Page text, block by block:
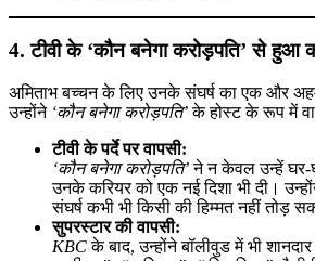
4. टीवी के ‘कौन बनेगा करोड़पति’ से हुआ
अमिताभ बच्चन के लिए उनके संघर्ष का एक और
उन्होंने ‘कौन बनेगा करोड़पति’के होस्ट के रूप में
टीवी के पर्दे पर वापसी:
‘कौन बनेगा करोड़पति’ने न केवल उन्हें घर-
उनके करियर को एक नई दिशा भी दी।
संघर्ष कभी भी किसी की हिम्मत नहीं तोड़
सुपरस्टार की वापसी:
KBCके बाद, उन्होंने बॉलीवुड में भी